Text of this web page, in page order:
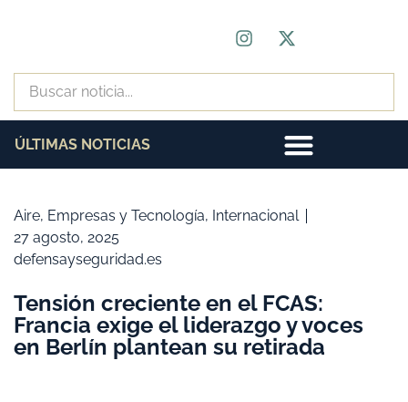
ÚLTIMAS NOTICIAS
Aire, Empresas y Tecnología, Internacional
27 agosto, 2025
defensayseguridad.es
Tensión creciente en el FCAS:
Francia exige el liderazgo y voces
en Berlín plantean su retirada